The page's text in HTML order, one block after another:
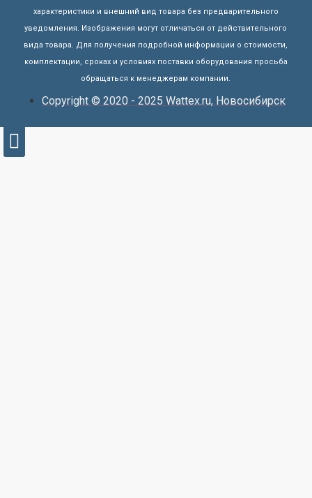
характеристики и внешний вид товара без предварительного
уведомления. Изображения могут отличаться от действительного
вида товара. Для получения подробной информации о стоимости,
комплектации, сроках и условиях поставки оборудования просьба
обращаться к менеджерам компании.
Copyright © 2020 - 2025 Wattex.ru, Новосибирск